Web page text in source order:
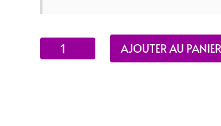
quantité
de
AJOUTER AU PANIER